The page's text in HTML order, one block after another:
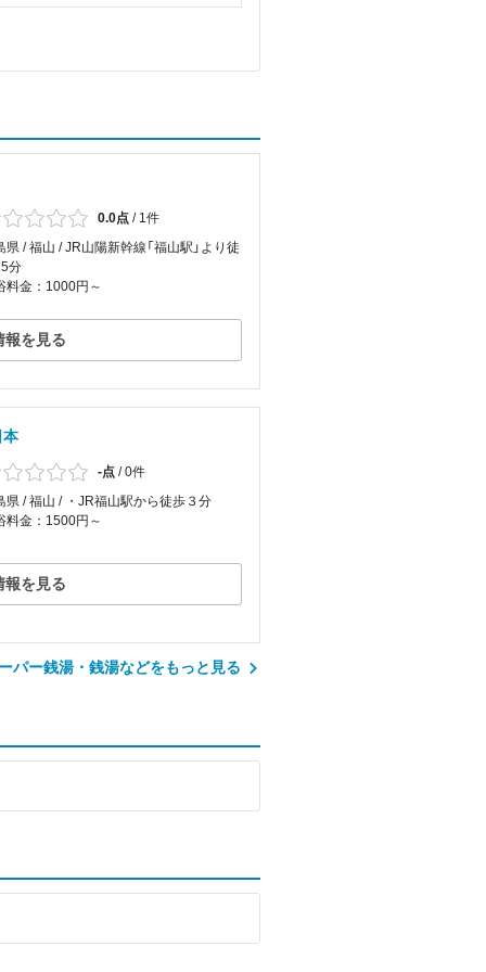
0.0点 / 1件
県 / 福山 / JR山陽新幹線「福山駅」より徒
分
料金：1000円～
報を見る
本
-点 /0件
県 / 福山 / ・JR福山駅から徒歩３分
料金：1500円～
報を見る
パー銭湯・銭湯などをもっと見る